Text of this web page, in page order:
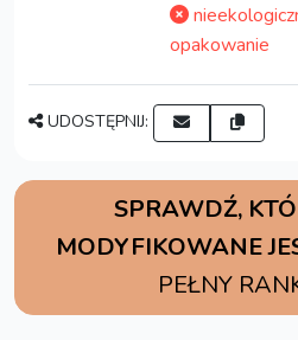
opakowanie
UDOSTĘPNIJ:
SPRAWDŹ,
MODYFIKOWANE
PEŁNY